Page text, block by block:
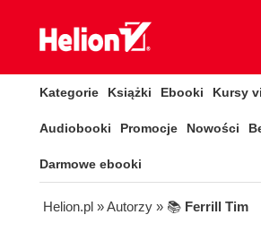
Kategorie Książki Ebooki Kursy
Audiobooki Promocje Nowości
Darmowe ebooki
Helion.pl » Autorzy » 📚 Ferrill Tim